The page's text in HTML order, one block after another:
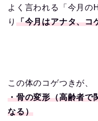
よく言われる「今月の
り 「今月はアナタ、コ
この体のコゲつきが、
・骨の変形（高齢者で
なる）